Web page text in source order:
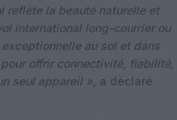
reflète la beauté naturelle et
international long-courrier ou
exceptionnelle au sol et dans
offrir connectivité, fiabilité,
seul appareil », a déclaré